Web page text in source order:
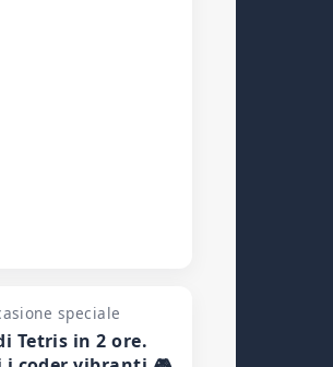
speciale
Tetris in 2 ore.